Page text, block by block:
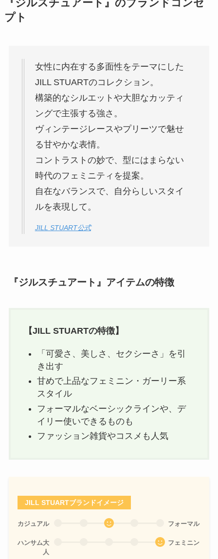
『ジルスチュアート』のブランドコンセ
プト
女性に内在する多面性をテーマにした
JILL STUARTのコレクション。
構築的なシルエットや大胆なカッティ
ングで主張する強さ。
ヴィンテージレースやプリーツで魅せ
る甘やかな表情。
コントラストの妙で、型にはまらない
時代のフェミニティを提案。
自在なバランスで、自分らしいスタイ
ルを表現して。
JILL STUART公式
『ジルスチュアート』アイテムの特徴
【JILL STUARTの特徴】
「可愛さ、美しさ、セクシーさ」を引
き出す
甘めで上品なフェミニン・ガーリー系
スタイル
フォーマルなベーシックラインや、デ
イリー使いできるものも
ファッション雑貨やコスメも人気
JILL STUARTブランドイメージ
カジュアル フォーマル
ハンサム大
人
フェミニン